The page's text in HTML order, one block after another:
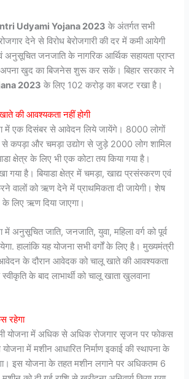
Udyami Yojana 2023 के अंतर्गत सभी
देने से विरोध बेरोजगारी की दर में कमी आयेगी
अनुसूचित जनजाति के नागरिक आर्थिक सहायता प्राप्त
खुद का बिजनेस शुरू कर सकें। बिहार सरकार ने
2023 के लिए 102 करोड़ का बजट रखा है।
की आवश्यकता नहीं होगी
में एक दिसंबर से आवेदन लिये जायेंगे। 8000 लोगों
कपड़ा और चमड़ा उद्योग से जुड़े 2000 लोग शामिल
क्षेत्र के लिए भी एक कोटा तय किया गया है।
गया है। बियाडा क्षेत्र में चमड़ा, खाद्य प्रसंस्करण एवं
वालों को ऋण देने में प्राथमिकता दी जायेगी। शेष
के लिए ऋण दिया जाएगा।
में अनुसूचित जाति, जनजाति, युवा, महिला वर्ग को पूर्व
हालांकि यह योजना सभी वर्गों के लिए है। मुख्यमंत्री
के दौरान आवेदक को चालू खाते की आवश्यकता
के बाद लाभार्थी को चालू खाता खुलवाना
रहेगा
योजना में अधिक से अधिक रोजगार सृजन पर फोकस
में मशीन आधारित निर्माण इकाई की स्थापना के
इस योजना के तहत मशीन लगाने पर अधिकतम 6